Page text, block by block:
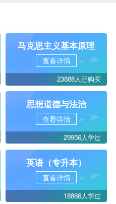
马克思主义基本原理
查看详情
23888人已购买
思想道德与法治
查看详情
29956人学过
英语（专升本）
查看详情
18866人学过